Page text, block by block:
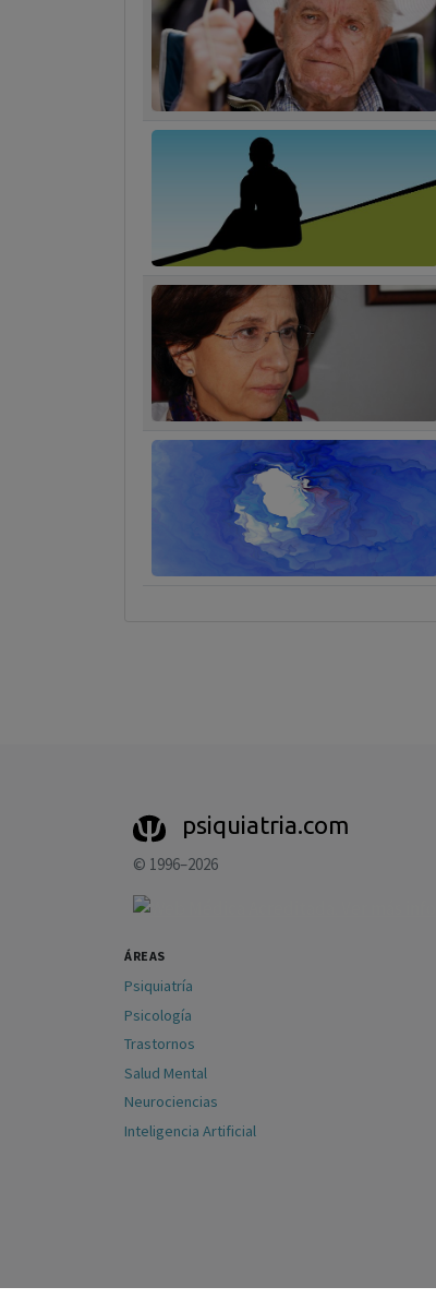
psiquiatria.com
© 1996–2026
ÁREAS
Psiquiatría
Psicología
Trastornos
Salud Mental
Neurociencias
Inteligencia Artificial